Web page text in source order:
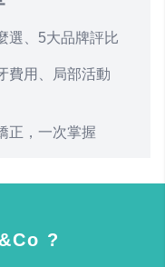
選、5大品牌評比
費用、局部活動
正，一次掌握
?